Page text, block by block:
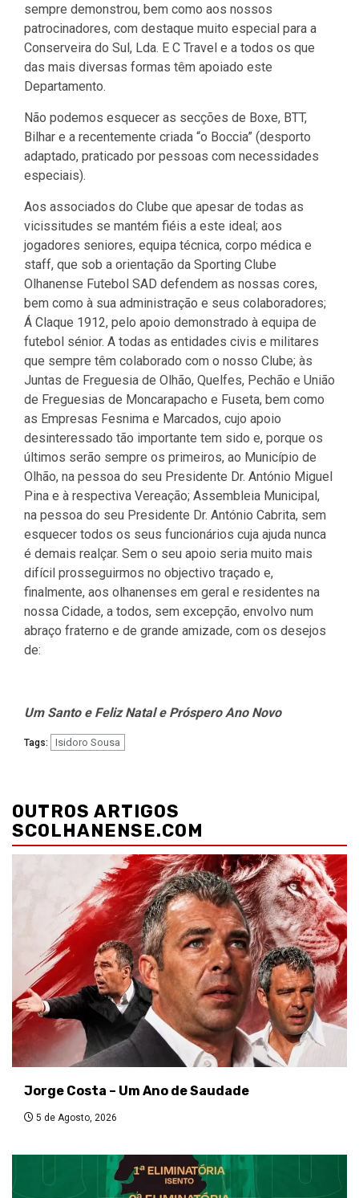
sempre demonstrou, bem como aos nossos
patrocinadores, com destaque muito especial para a
Conserveira do Sul, Lda. E C Travel e a todos os que
das mais diversas formas têm apoiado este
Departamento.
Não podemos esquecer as secções de Boxe, BTT,
Bilhar e a recentemente criada “o Boccia” (desporto
adaptado, praticado por pessoas com necessidades
especiais).
Aos associados do Clube que apesar de todas as
vicissitudes se mantém fiéis a este ideal; aos
jogadores seniores, equipa técnica, corpo médica e
staff, que sob a orientação da Sporting Clube
Olhanense Futebol SAD defendem as nossas cores,
bem como à sua administração e seus colaboradores;
Á Claque 1912, pelo apoio demonstrado à equipa de
futebol sénior. A todas as entidades civis e militares
que sempre têm colaborado com o nosso Clube; às
Juntas de Freguesia de Olhão, Quelfes, Pechão e União
de Freguesias de Moncarapacho e Fuseta, bem como
as Empresas Fesnima e Marcados, cujo apoio
desinteressado tão importante tem sido e, porque os
últimos serão sempre os primeiros, ao Município de
Olhão, na pessoa do seu Presidente Dr. António Miguel
Pina e à respectiva Vereação; Assembleia Municipal,
na pessoa do seu Presidente Dr. António Cabrita, sem
esquecer todos os seus funcionários cuja ajuda nunca
é demais realçar. Sem o seu apoio seria muito mais
difícil prosseguirmos no objectivo traçado e,
finalmente, aos olhanenses em geral e residentes na
nossa Cidade, a todos, sem excepção, envolvo num
abraço fraterno e de grande amizade, com os desejos
de:
Um Santo e Feliz Natal e Próspero Ano Novo
Tags: Isidoro Sousa
de
artigos
OUTROS ARTIGOS
SCOLHANENSE.COM
Jorge Costa – Um Ano de Saudade
5 de Agosto, 2026